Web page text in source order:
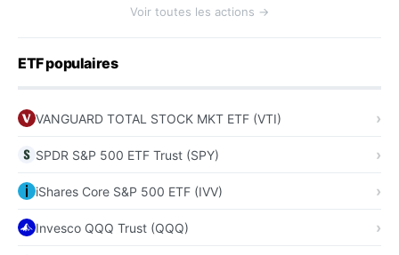
Voir toutes les actions →
ETF populaires
VANGUARD TOTAL STOCK MKT ETF (VTI)
SPDR S&P 500 ETF Trust (SPY)
iShares Core S&P 500 ETF (IVV)
Invesco QQQ Trust (QQQ)